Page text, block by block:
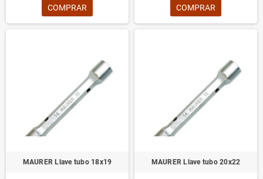
COMPRAR COMPRAR
MAURER Llave tubo 18x19 MAURER Llave tubo 20x22